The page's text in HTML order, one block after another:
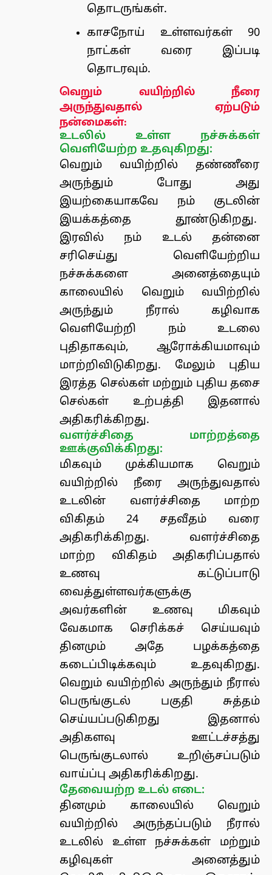
தொடருங்கள்.
காசநோய் உள்ளவர்கள் 90
நாட்கள் வரை இப்படி
தொடரவும்.
வெறும் வயிற்றில் நீரை
அருந்துவதால் ஏற்படும்
நன்மைகள்:
உடலில் உள்ள நச்சுக்கள்
வெளியேற்ற உதவுகிறது:
வெறும் வயிற்றில் தண்ணீரை
அருந்தும் போது அது
இயற்கையாகவே நம் குடலின்
இயக்கத்தை தூண்டுகிறது.
இரவில் நம் உடல் தன்னை
சரிசெய்து வெளியேற்றிய
நச்சுக்களை அனைத்தையும்
காலையில் வெறும் வயிற்றில்
அருந்தும் நீரால் கழிவாக
வெளியேற்றி நம் உடலை
புதிதாகவும், ஆரோக்கியமாவும்
மாற்றிவிடுகிறது. மேலும் புதிய
இரத்த செல்கள் மற்றும் புதிய தசை
செல்கள் உற்பத்தி இதனால்
அதிகரிக்கிறது.
வளர்ச்சிதை மாற்றத்தை
ஊக்குவிக்கிறது:
மிகவும் முக்கியமாக வெறும்
வயிற்றில் நீரை அருந்துவதால்
உடலின் வளர்ச்சிதை மாற்ற
விகிதம் 24 சதவீதம் வரை
அதிகரிக்கிறது. வளர்ச்சிதை
மாற்ற விகிதம் அதிகரிப்பதால்
உணவு கட்டுப்பாடு
வைத்துள்ளவர்களுக்கு
அவர்களின் உணவு மிகவும்
வேகமாக செரிக்கச் செய்யவும்
தினமும் அதே பழக்கத்தை
கடைப்பிடிக்கவும் உதவுகிறது.
வெறும் வயிற்றில் அருந்தும் நீரால்
பெருங்குடல் பகுதி சுத்தம்
செய்யப்படுகிறது இதனால்
அதிகளவு ஊட்டச்சத்து
பெருங்குடலால் உறிஞ்சப்படும்
வாய்ப்பு அதிகரிக்கிறது.
தேவையற்ற உடல் எடை:
தினமும் காலையில் வெறும்
வயிற்றில் அருந்தப்படும் நீரால்
உடலில் உள்ள நச்சுக்கள் மற்றும்
கழிவுகள் அனைத்தும்